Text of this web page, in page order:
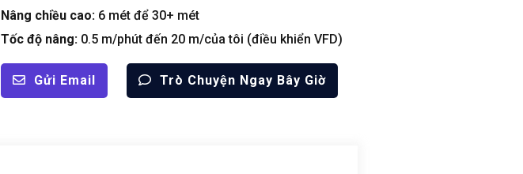
Nâng chiều cao: 6 mét để 30+ mét
Tốc độ nâng: 0.5 m/phút đến 20 m/của tôi (điều khiển VFD)
Gửi Email Trò Chuyện Ngay Bây Giờ